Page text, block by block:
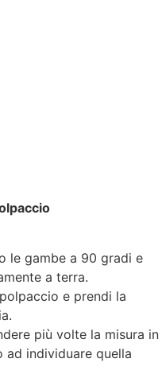
le gambe a 90 gradi e
a terra.
e prendi la
più volte la misura in
individuare quella